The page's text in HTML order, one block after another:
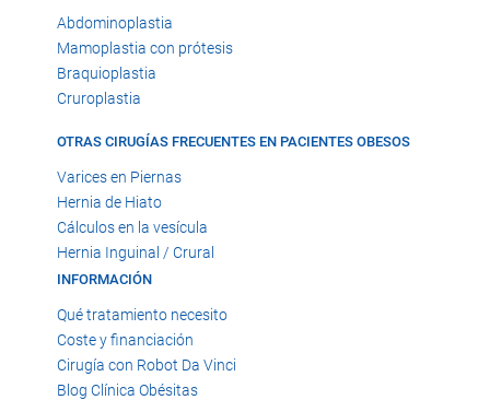
Abdominoplastia
Mamoplastia con prótesis
Braquioplastia
Cruroplastia
OTRAS CIRUGÍAS FRECUENTES EN PACIENTES OBESOS
Varices en Piernas
Hernia de Hiato
Cálculos en la vesícula
Hernia Inguinal / Crural
INFORMACIÓN
Qué tratamiento necesito
Coste y financiación
Cirugía con Robot Da Vinci
Blog Clínica Obésitas